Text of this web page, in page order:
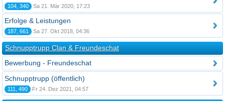
104, 340 Sa 21. Mär 2020, 17:23
Erfolge & Leistungen
187, 661 Sa 27. Okt 2018, 04:36
Schnupptrupp Clan & Freundeschat
Bewerbung - Freundeschat
Schnupptrupp (öffentlich)
111, 490 Fr 24. Dez 2021, 04:57